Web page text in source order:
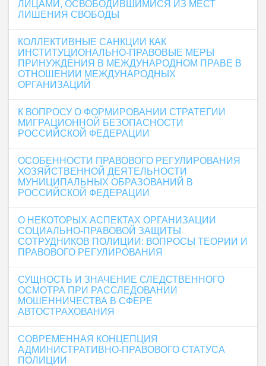
ЛИЦАМИ, ОСВОБОДИВШИМИСЯ ИЗ МЕСТ
ЛИШЕНИЯ СВОБОДЫ
КОЛЛЕКТИВНЫЕ САНКЦИИ КАК
ИНСТИТУЦИОНАЛЬНО-ПРАВОВЫЕ МЕРЫ
ПРИНУЖДЕНИЯ В МЕЖДУНАРОДНОМ ПРАВЕ В
ОТНОШЕНИИ МЕЖДУНАРОДНЫХ
ОРГАНИЗАЦИЙ
К ВОПРОСУ О ФОРМИРОВАНИИ СТРАТЕГИИ
МИГРАЦИОННОЙ БЕЗОПАСНОСТИ
РОССИЙСКОЙ ФЕДЕРАЦИИ
ОСОБЕННОСТИ ПРАВОВОГО РЕГУЛИРОВАНИЯ
ХОЗЯЙСТВЕННОЙ ДЕЯТЕЛЬНОСТИ
МУНИЦИПАЛЬНЫХ ОБРАЗОВАНИЙ В
РОССИЙСКОЙ ФЕДЕРАЦИИ
О НЕКОТОРЫХ АСПЕКТАХ ОРГАНИЗАЦИИ
СОЦИАЛЬНО-ПРАВОВОЙ ЗАЩИТЫ
СОТРУДНИКОВ ПОЛИЦИИ: ВОПРОСЫ ТЕОРИИ И
ПРАВОВОГО РЕГУЛИРОВАНИЯ
СУЩНОСТЬ И ЗНАЧЕНИЕ СЛЕДСТВЕННОГО
ОСМОТРА ПРИ РАССЛЕДОВАНИИ
МОШЕННИЧЕСТВА В СФЕРЕ
АВТОСТРАХОВАНИЯ
СОВРЕМЕННАЯ КОНЦЕПЦИЯ
АДМИНИСТРАТИВНО-ПРАВОВОГО СТАТУСА
ПОЛИЦИИ